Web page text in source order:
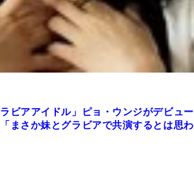
ビアアイドル」ピョ・ウンジがデビュー
まさか妹とグラビアで共演するとは思わ